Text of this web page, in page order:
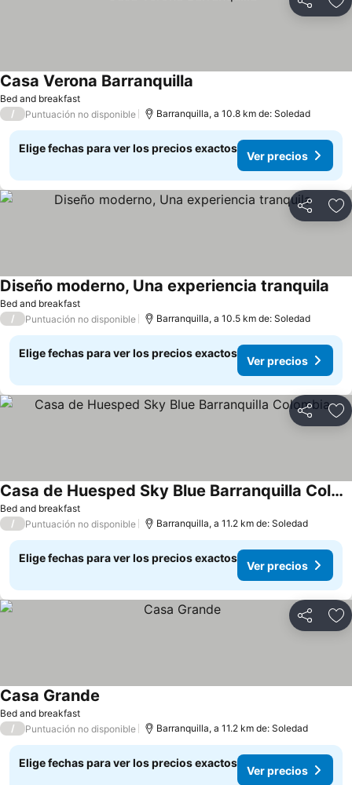
Compartir
Bed and breakfast
Casa Verona Barranquilla
/ Puntuación no disponible Barranquilla, a 10.8 km de: Soledad
Elige fechas para ver los precios exactos
Ver precios
Compartir
Bed and breakfast
Diseño moderno, Una experiencia tranquila
/ Puntuación no disponible Barranquilla, a 10.5 km de: Soledad
Elige fechas para ver los precios exactos
Ver precios
Compartir
Bed and breakfast
Casa de Huesped Sky Blue Barranquilla Colombia
Ver precios
/ Puntuación no disponible Barranquilla, a 11.2 km de: Soledad
Elige fechas para ver los precios exactos
Ver precios
Compartir
Bed and breakfast
Casa Grande
/ Puntuación no disponible Barranquilla, a 11.2 km de: Soledad
Elige fechas para ver los precios exactos
Ver precios